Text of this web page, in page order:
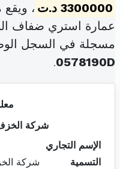
3300000 د.ت
عمارة استري ضفاف
مسجلة في السجل
0578190D
.
شركة
الإسم التجاري
التسمية
شركة